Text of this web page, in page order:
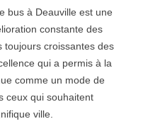
bus à Deauville est une
constante des
toujours croissantes des
qui a permis à la
comme un mode de
ceux qui souhaitent
ville.